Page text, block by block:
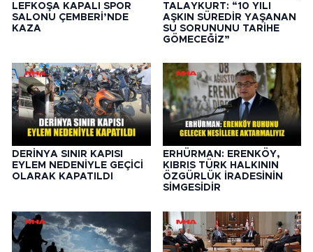
LEFKOŞA KAPALI SPOR
SALONU ÇEMBERİ’NDE
KAZA
TALAYKURT: “10 YILI
AŞKIN SÜREDİR YAŞANAN
SU SORUNUNU TARİHE
GÖMECEĞİZ”
DERİNYA SINIR KAPISI
EYLEM NEDENİYLE GEÇİCİ
OLARAK KAPATILDI
ERHÜRMAN: ERENKÖY,
KIBRIS TÜRK HALKININ
ÖZGÜRLÜK İRADESİNİN
SİMGESİDİR